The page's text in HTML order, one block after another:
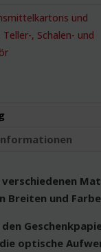
und
Teller-, Schalen- und
verschiedenen
Breiten und
optische